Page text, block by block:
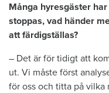
Många hyresgäster
stoppas, vad händer
att färdigställas?
– Det är för tidigt att
ut. Vi måste först
för oss och titta på